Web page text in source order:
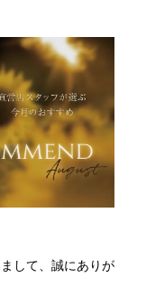
して、誠にありが